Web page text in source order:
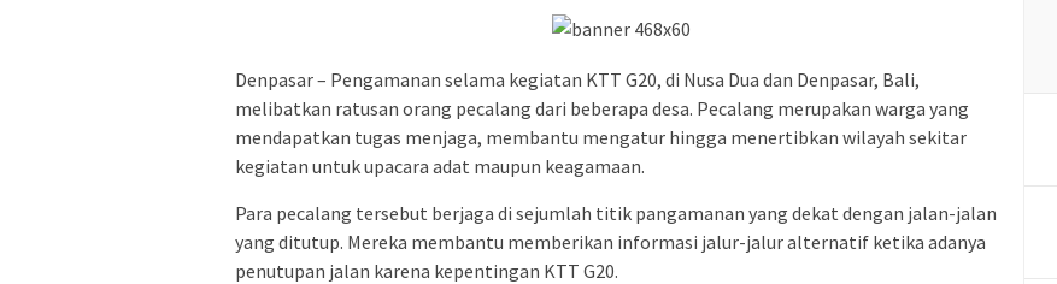
Denpasar – Pengamanan selama kegiatan KTT G20, di Nusa Dua dan Denpasar, Bali,
melibatkan ratusan orang pecalang dari beberapa desa. Pecalang merupakan warga yang
mendapatkan tugas menjaga, membantu mengatur hingga menertibkan wilayah sekitar
kegiatan untuk upacara adat maupun keagamaan.
Para pecalang tersebut berjaga di sejumlah titik pangamanan yang dekat dengan jalan-jalan
yang ditutup. Mereka membantu memberikan informasi jalur-jalur alternatif ketika adanya
penutupan jalan karena kepentingan KTT G20.